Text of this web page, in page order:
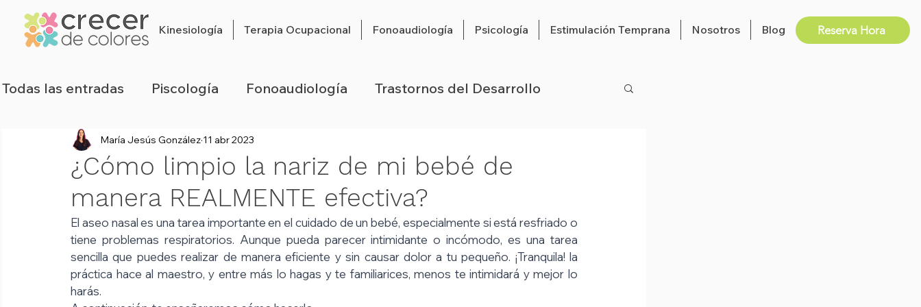
Kinesiología Terapia Ocupacional Fonoaudiología Psicología Estimulación Temprana Nosotros Blog Reserva Hora
Todas las entradas Piscología Fonoaudiología Trastornos del Desarrollo
Estimulación Temprana Sensorialidad
Alimentación Habla y Lenguaje Juego Prematuros
¿Cómo limpio la nariz de mi bebé de
manera REALMENTE efectiva?
María Jesús González 11 abr 2023
El aseo nasal es una tarea importante en el cuidado de un bebé, especialmente si está resfriado o
tiene problemas respiratorios. Aunque pueda parecer intimidante o incómodo, es una tarea
sencilla que puedes realizar de manera eficiente y sin causar dolor a tu pequeño. ¡Tranquila! la
práctica hace al maestro, y entre más lo hagas y te familiarices, menos te intimidará y mejor lo
harás.